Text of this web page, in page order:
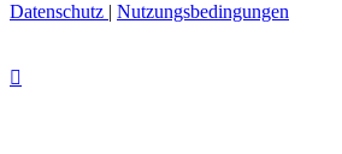
Datenschutz | Nutzungsbedingungen